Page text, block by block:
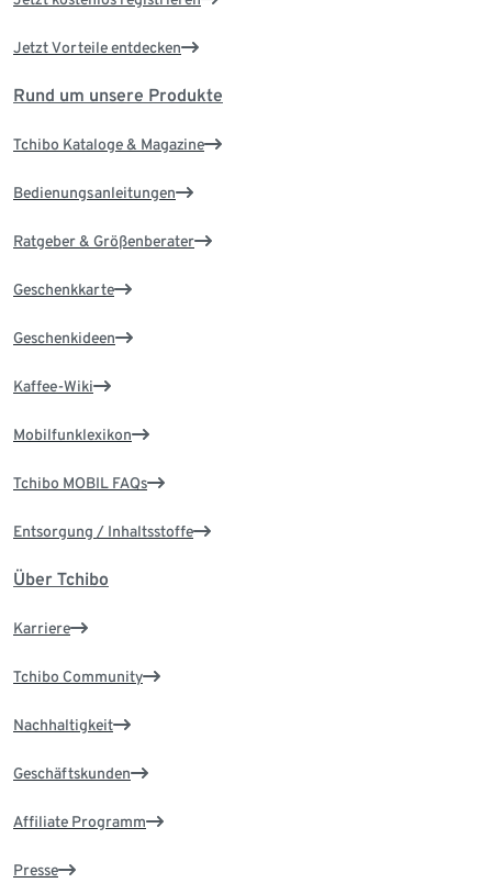
Jetzt Vorteile entdecken
Rund um unsere Produkte
Tchibo Kataloge & Magazine
Bedienungsanleitungen
Ratgeber & Größenberater
Geschenkkarte
Geschenkideen
Kaffee-Wiki
Mobilfunklexikon
Tchibo MOBIL FAQs
Entsorgung / Inhaltsstoffe
Über Tchibo
Karriere
Tchibo Community
Nachhaltigkeit
Geschäftskunden
Affiliate Programm
Presse